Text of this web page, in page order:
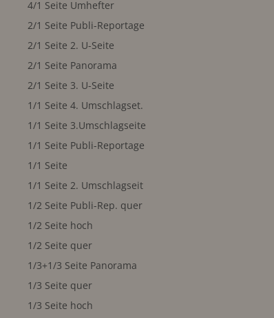
4/1 Seite Umhefter
2/1 Seite Publi-Reportage
2/1 Seite 2. U-Seite
2/1 Seite Panorama
2/1 Seite 3. U-Seite
1/1 Seite 4. Umschlagset.
1/1 Seite 3.Umschlagseite
1/1 Seite Publi-Reportage
1/1 Seite
1/1 Seite 2. Umschlagseit
1/2 Seite Publi-Rep. quer
1/2 Seite hoch
1/2 Seite quer
1/3+1/3 Seite Panorama
1/3 Seite quer
1/3 Seite hoch